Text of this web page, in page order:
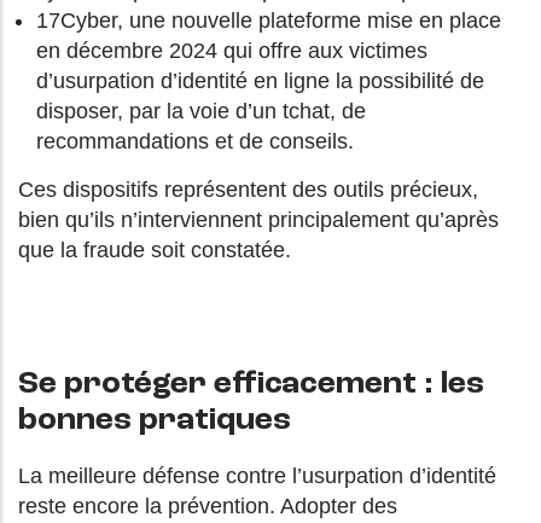
17Cyber, une nouvelle plateforme mise en place
en décembre 2024 qui offre aux victimes
d’usurpation d’identité en ligne la possibilité de
disposer, par la voie d’un tchat, de
recommandations et de conseils.
Ces dispositifs représentent des outils précieux,
bien qu’ils n’interviennent principalement qu’après
que la fraude soit constatée.
Se protéger efficacement : les
bonnes pratiques
La meilleure défense contre l’usurpation d’identité
reste encore la prévention. Adopter des